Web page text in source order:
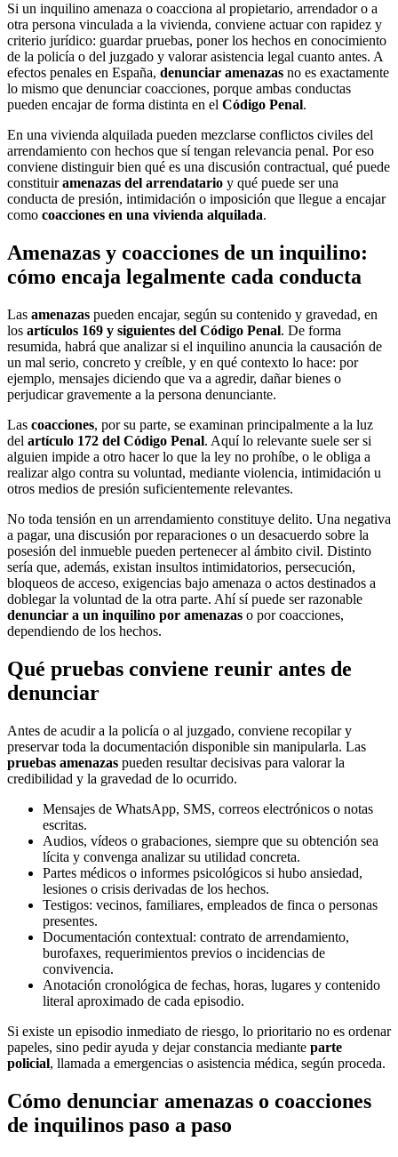
Si un inquilino amenaza o coacciona al propietario, arrendador o a
otra persona vinculada a la vivienda, conviene actuar con rapidez y
criterio jurídico: guardar pruebas, poner los hechos en conocimiento
de la policía o del juzgado y valorar asistencia legal cuanto antes. A
efectos penales en España, denunciar amenazas no es exactamente
lo mismo que denunciar coacciones, porque ambas conductas
pueden encajar de forma distinta en el Código Penal.
En una vivienda alquilada pueden mezclarse conflictos civiles del
arrendamiento con hechos que sí tengan relevancia penal. Por eso
conviene distinguir bien qué es una discusión contractual, qué puede
constituiramenazas del arrendatario y qué puede ser una
conducta de presión, intimidación o imposición que llegue a encajar
como coacciones en una vivienda alquilada.
Amenazas y coacciones de un inquilino:
cómo encaja legalmente cada conducta
Las amenazas pueden encajar, según su contenido y gravedad, en
los artículos 169 y siguientes del Código Penal. De forma
resumida, habrá que analizar si el inquilino anuncia la causación de
un mal serio, concreto y creíble, y en qué contexto lo hace: por
ejemplo, mensajes diciendo que va a agredir, dañar bienes o
perjudicar gravemente a la persona denunciante.
Las coacciones, por su parte, se examinan principalmente a la luz
del artículo 172 del Código Penal. Aquí lo relevante suele ser si
alguien impide a otro hacer lo que la ley no prohíbe, o le obliga a
realizar algo contra su voluntad, mediante violencia, intimidación u
otros medios de presión suficientemente relevantes.
No toda tensión en un arrendamiento constituye delito. Una negativa
a pagar, una discusión por reparaciones o un desacuerdo sobre la
posesión del inmueble pueden pertenecer al ámbito civil. Distinto
sería que, además, existan insultos intimidatorios, persecución,
bloqueos de acceso, exigencias bajo amenaza o actos destinados a
doblegar la voluntad de la otra parte. Ahí sí puede ser razonable
denunciar a un inquilino por amenazas o por coacciones,
dependiendo de los hechos.
Qué pruebas conviene reunir antes de
denunciar
Antes de acudir a la policía o al juzgado, conviene recopilar y
preservar toda la documentación disponible sin manipularla. Las
pruebas amenazas pueden resultar decisivas para valorar la
credibilidad y la gravedad de lo ocurrido.
Mensajes de WhatsApp, SMS, correos electrónicos o notas
escritas.
Audios, vídeos o grabaciones, siempre que su obtención sea
lícita y convenga analizar su utilidad concreta.
Partes médicos o informes psicológicos si hubo ansiedad,
lesiones o crisis derivadas de los hechos.
Testigos: vecinos, familiares, empleados de finca o personas
presentes.
Documentación contextual: contrato de arrendamiento,
burofaxes, requerimientos previos o incidencias de
convivencia.
Anotación cronológica de fechas, horas, lugares y contenido
literal aproximado de cada episodio.
Si existe un episodio inmediato de riesgo, lo prioritario no es ordenar
papeles, sino pedir ayuda y dejar constancia mediante parte
policial, llamada a emergencias o asistencia médica, según proceda.
Cómo denunciar amenazas o coacciones
de inquilinos paso a paso